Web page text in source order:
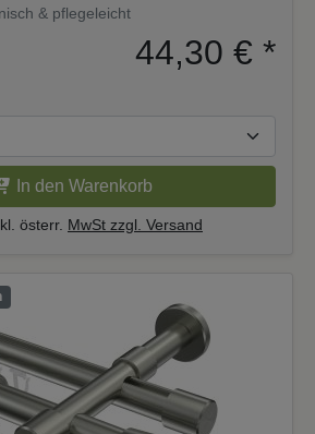
& pflegeleicht
44,30 € *
In den Warenkorb
österr. MwSt zzgl. Versand